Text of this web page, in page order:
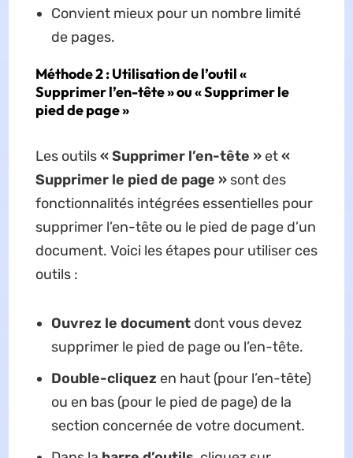
Convient mieux pour un nombre limité
de pages.
Méthode 2 : Utilisation de l’outil «
Supprimer l’en-tête » ou « Supprimer le
pied de page »
Les outils« Supprimer l’en-tête »et«
Supprimer le pied de page »sont des
fonctionnalités intégrées essentielles pour
supprimer l’en-tête ou le pied de page d’un
document. Voici les étapes pour utiliser ces
outils :
Ouvrez le documentdont vous devez
supprimer le pied de page ou l’en-tête.
Double-cliquez en haut (pour l’en-tête)
ou en bas (pour le pied de page) de la
section concernée de votre document.